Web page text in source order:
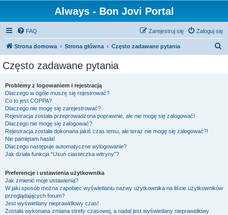
Always - Bon Jovi Portal
FAQ Zaloguj się
Zarejestruj się
Strona domowa Strona główna Często zadawane pytania
Często zadawane pytania
Problemy z logowaniem i rejestracją
Dlaczego w ogóle muszę się rejestrować?
Co to jest COPPA?
Dlaczego nie mogę się zarejestrować?
Rejestracja została przeprowadzona poprawnie, ale nie mogę się zalogować!
Dlaczego nie mogę się zalogować?
Rejestracja została dokonana jakiś czas temu, ale teraz nie mogę się zalogować?!
Nie pamiętam hasła!
Dlaczego następuje automatyczne wylogowanie?
Jak działa funkcja “Usuń ciasteczka witryny”?
Preferencje i ustawienia użytkownika
Jak zmienić moje ustawienia?
W jaki sposób można zapobiec wyświetlaniu nazwy użytkownika na liście użytkowników
przeglądających forum?
Jest wyświetlany nieprawidłowy czas!
Została wykonana zmiana strefy czasowej, a nadal jest wyświetlany nieprawidłowy